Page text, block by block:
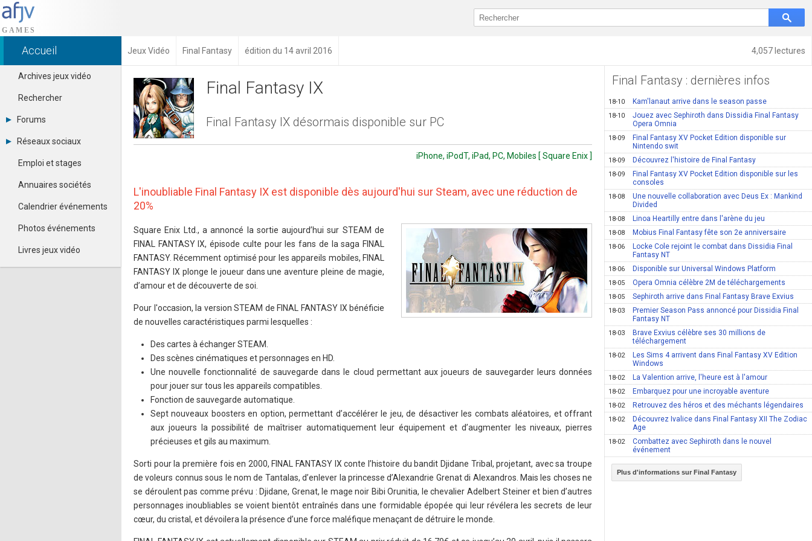
4,057 lectures
Accueil Jeux Vidéo Final Fantasy édition du 14 avril 2016
Archives jeux vidéo
Rechercher
Forums
Tous les forums
Se connecter
Contacter un modérateur
Réseaux sociaux
Dailymotion
Facebook
Google+
Pinterest
Youtube
Emploi et stages
Annuaires sociétés
Calendrier événements
Photos événements
Livres jeux vidéo
Final Fantasy IX
Final Fantasy IX désormais disponible sur PC
iPhone, iPodT, iPad, PC, Mobiles [ Square Enix ]
L'inoubliable Final Fantasy IX est disponible dès aujourd'hui sur Steam, avec une réduction de
20%
Square Enix Ltd., a annoncé la sortie aujourd’hui sur STEAM de
FINAL FANTASY IX, épisode culte pour les fans de la saga FINAL
FANTASY. Récemment optimisé pour les appareils mobiles, FINAL
FANTASY IX plonge le joueur dans une aventure pleine de magie,
d’amour et de découverte de soi.
Pour l'occasion, la version STEAM de FINAL FANTASY IX bénéficie
de nouvelles caractéristiques parmi lesquelles :
Des cartes à échanger STEAM.
Des scènes cinématiques et personnages en HD.
Une nouvelle fonctionnalité de sauvegarde dans le cloud permettant aux joueurs de sauvegarder leurs données
pour jouer sur tous les appareils compatibles.
Fonction de sauvegarde automatique.
Sept nouveaux boosters en option, permettant d’accélérer le jeu, de désactiver les combats aléatoires, et offrant
aux joueurs la possibilité de maîtriser automatiquement leur équipement et d’augmenter les niveaux, pierres
précieuses et gils au maximum.
Sorti pour la première fois en 2000, FINAL FANTASY IX conte l’histoire du bandit Djidane Tribal, projetant, avec sa troupe
de voleurs connus sous le nom de Tantalas, d’enlever la princesse d’Alexandrie Grenat di Alexandros. Mais les choses ne
se déroulent pas comme prévu : Djidane, Grenat, le mage noir Bibi Orunitia, le chevalier Adelbert Steiner et bien d’autres
personnages inoubliables se voient bientôt entraînés dans une formidable épopée qui leur révélera les secrets de leur
cœur, du cristal, et dévoilera la présence d’une force maléfique menaçant de détruire le monde.
Final Fantasy : dernières infos
18-10 Kam'lanaut arrive dans le season passe
18-10
Jouez avec Sephiroth dans Dissidia Final Fantasy
Opera Omnia
18-09
Final Fantasy XV Pocket Edition disponible sur
Nintendo swit
18-09 Découvrez l'histoire de Final Fantasy
18-09
Final Fantasy XV Pocket Edition disponible sur les
consoles
18-08
Une nouvelle collaboration avec Deus Ex : Mankind
Divided
18-08 Linoa Heartilly entre dans l'arène du jeu
18-08 Mobius Final Fantasy fête son 2e anniversaire
18-06
Locke Cole rejoint le combat dans Dissidia Final
Fantasy NT
18-06 Disponible sur Universal Windows Platform
18-05 Opera Omnia célèbre 2M de téléchargements
18-05 Sephiroth arrive dans Final Fantasy Brave Exvius
18-03
Premier Season Pass annoncé pour Dissidia Final
Fantasy NT
18-03
Brave Exvius célèbre ses 30 millions de
téléchargement
18-02
Les Sims 4 arrivent dans Final Fantasy XV Edition
Windows
18-02 La Valention arrive, l'heure est à l'amour
18-02 Embarquez pour une incroyable aventure
18-02 Retrouvez des héros et des méchants légendaires
18-02
Découvrez Ivalice dans Final Fantasy XII The Zodiac
Age
18-02
Combattez avec Sephiroth dans le nouvel
événement
Plus d'informations sur Final Fantasy